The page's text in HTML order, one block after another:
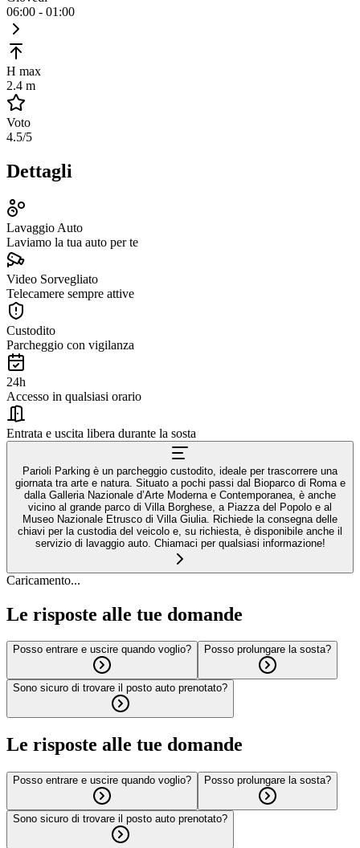
06:00 - 01:00
H max
2.4 m
Voto
4.5/5
Dettagli
Lavaggio Auto
Laviamo la tua auto per te
Video Sorvegliato
Telecamere sempre attive
Custodito
Parcheggio con vigilanza
24h
Accesso in qualsiasi orario
Entrata e uscita libera durante la sosta
Parioli Parking è un parcheggio custodito, ideale per trascorrere una
giornata tra arte e natura. Situato a pochi passi dal Bioparco di Roma e
dalla Galleria Nazionale d’Arte Moderna e Contemporanea, è anche
vicino al grande parco di Villa Borghese, a Piazza del Popolo e al
Museo Nazionale Etrusco di Villa Giulia. Richiede la consegna delle
chiavi per la custodia del veicolo e, su richiesta, è disponibile anche il
servizio di lavaggio auto. Chiamaci per qualsiasi informazione!
Caricamento...
Le risposte alle tue domande
Posso entrare e uscire quando voglio? Posso prolungare la sosta?
Sono sicuro di trovare il posto auto prenotato?
Le risposte alle tue domande
Posso entrare e uscire quando voglio? Posso prolungare la sosta?
Sono sicuro di trovare il posto auto prenotato?